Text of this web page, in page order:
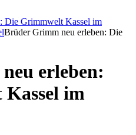
Die Grimmwelt Kassel im
Brüder Grimm neu erleben: Die
erleben:
im